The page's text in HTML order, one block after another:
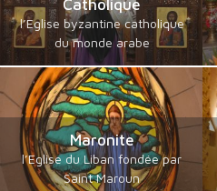
Catholique
l’Eglise byzantine catholique
du monde arabe
Maronite
l’Eglise du Liban fondée par
Saint Maroun